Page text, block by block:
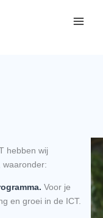
hebben wij
waaronder:
Voor je
en groei in de ICT.